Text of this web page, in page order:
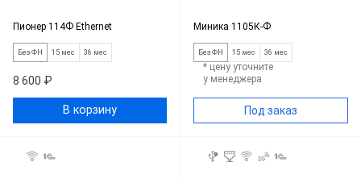
Пионер 114Ф Ethernet
Без ФН 15 мес 36 мес
8 600 ₽
В корзину
Миника 1105К-Ф
Без ФН 15 мес 36 мес
* цену уточните
у менеджера
Под заказ